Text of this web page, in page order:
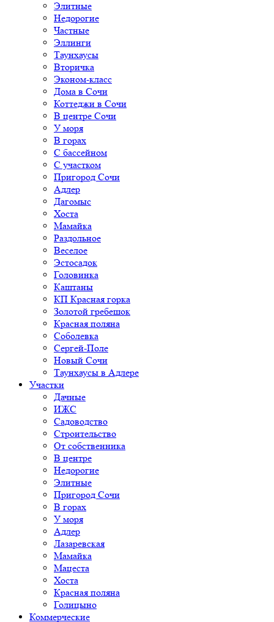
Элитные
Недорогие
Частные
Эллинги
Таунхаусы
Вторичка
Эконом-класс
Дома в Сочи
Коттеджи в Сочи
В центре Сочи
У моря
В горах
С бассейном
С участком
Пригород Сочи
Адлер
Дагомыс
Хоста
Мамайка
Раздольное
Веселое
Эстосадок
Головинка
Каштаны
КП Красная горка
Золотой гребешок
Красная поляна
Соболевка
Сергей-Поле
Новый Сочи
Таунхаусы в Адлере
Участки
Дачные
ИЖС
Садоводство
Строительство
От собственника
В центре
Недорогие
Элитные
Пригород Сочи
В горах
У моря
Адлер
Лазаревская
Мамайка
Мацеста
Хоста
Красная поляна
Голицыно
Коммерческие